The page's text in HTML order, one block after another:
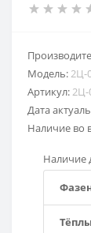
Модель: 2Ц-
Артикул: 2Ц-
Дата
Наличие во
Наличие